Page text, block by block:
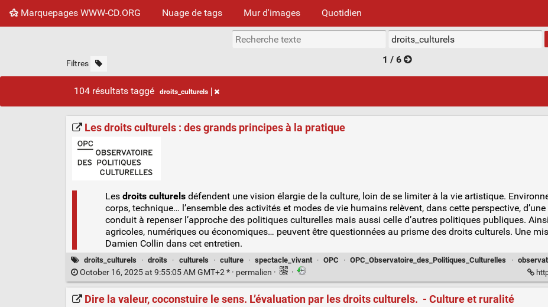
Marquepages WWW-CD.ORG Nuage de tags Mur d'images Quotidien
Filtres 1 / 6
104 résultats taggé droits_culturels
Les droits culturels : des grands principes à la pratique
Les droits culturelsdéfendent une vision élargie de la culture, loin de se limiter à la vie artistique.
corps, technique… l’ensemble des activités et modes de vie humains relèvent, dans cette perspective,
conduit à repenser l’approche des politiques culturelles mais aussi celle d’autres politiques publiques.
agricoles, numériques ou économiques… peuvent être questionnées au prisme des droits culturels. Une
Damien Collin dans cet entretien.
droits_culturels · droits · culturels · culture · spectacle_vivant · OPC · OPC_Observatoire_des_Politiques_Culturelles ·
October 16, 2025 at 9:55:05 AM GMT+2 * · permalien · ·
Dire la valeur, coconstuire le sens. L’évaluation par les droits culturels. ​ - Culture et ruralité